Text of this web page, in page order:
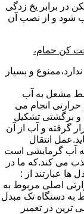
در برابر یخ زدگی
شود و از نصب آن
کن حمام،
و بسیار
مشعل به آب
انجام می
و برگشتی تشکیل
گرفته و آب از آن
انتقال
آب گرمایشی است
می کند.که ما در
ها عبارتند از :
اصلی مربوط به
به دستگاه تک مبدل
ترین در تعمیر